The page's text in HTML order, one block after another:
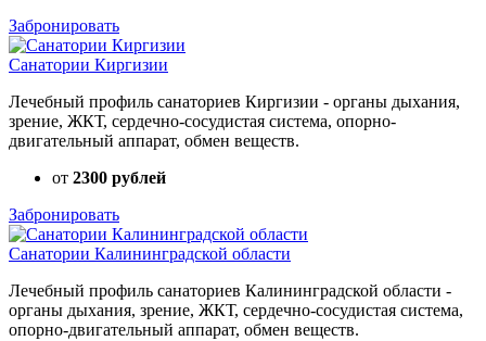
Забронировать
Санатории Киргизии
Лечебный профиль санаториев Киргизии - органы дыхания,
зрение, ЖКТ, сердечно-сосудистая система, опорно-
двигательный аппарат, обмен веществ.
от 2300 рублей
Забронировать
Санатории Калининградской области
Лечебный профиль санаториев Калининградской области -
органы дыхания, зрение, ЖКТ, сердечно-сосудистая система,
опорно-двигательный аппарат, обмен веществ.